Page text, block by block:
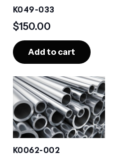
K049-033
$150.00
Add to cart
K0062-002